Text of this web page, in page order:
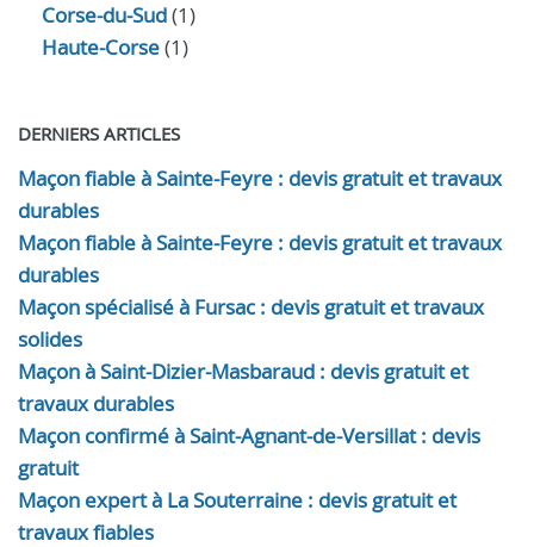
Corse-du-Sud(1)
Haute-Corse(1)
DERNIERS ARTICLES
Maçon fiable à Sainte-Feyre : devis gratuit et travaux
durables
Maçon fiable à Sainte-Feyre : devis gratuit et travaux
durables
Maçon spécialisé à Fursac : devis gratuit et travaux
solides
Maçon à Saint-Dizier-Masbaraud : devis gratuit et
travaux durables
Maçon confirmé à Saint-Agnant-de-Versillat : devis
gratuit
Maçon expert à La Souterraine : devis gratuit et
travaux fiables